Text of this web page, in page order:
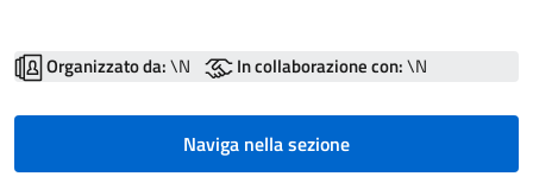
Organizzato da:\N In collaborazione con:\N
Naviga nella sezione